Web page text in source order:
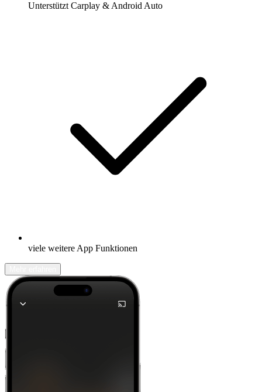
Unterstützt Carplay & Android Auto
viele weitere App Funktionen